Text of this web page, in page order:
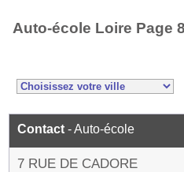
Auto-école Loire Page
Contact - Auto-école
7 RUE DE CADORE